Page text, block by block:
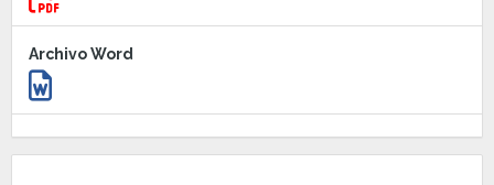
Archivo Word